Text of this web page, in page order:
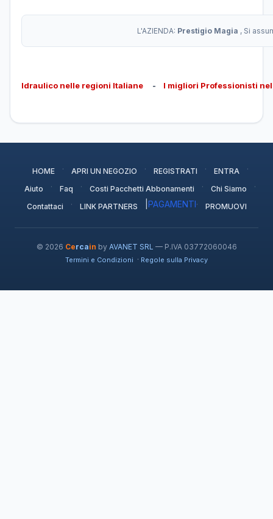
L'AZIENDA: Prestigio Magia , Si
Idraulico nelle regioni Italiane - I migliori Professionisti
HOME · APRI UN NEGOZIO · REGISTRATI · ENTRA ·
Aiuto · Faq · Costi Pacchetti Abbonamenti · Chi Siamo ·
Contattaci · LINK PARTNERS PAGAMENTI· PROMUOVI
© 2026 Cercain by AVANET SRL — P.IVA 03772060046
Termini e Condizioni · Regole sulla Privacy